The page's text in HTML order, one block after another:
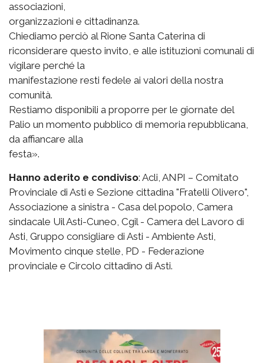
associazioni,
organizzazioni e cittadinanza.
Chiediamo perciò al Rione Santa Caterina di
riconsiderare questo invito, e alle istituzioni comunali di
vigilare perché la
manifestazione resti fedele ai valori della nostra
comunità.
Restiamo disponibili a proporre per le giornate del
Palio un momento pubblico di memoria repubblicana,
da affiancare alla
festa».
Hanno aderito e condiviso: Acli, ANPI – Comitato
Provinciale di Asti e Sezione cittadina "Fratelli Olivero",
Associazione a sinistra - Casa del popolo, Camera
sindacale Uil Asti-Cuneo, Cgil - Camera del Lavoro di
Asti, Gruppo consigliare di Asti - Ambiente Asti,
Movimento cinque stelle, PD - Federazione
provinciale e Circolo cittadino di Asti.